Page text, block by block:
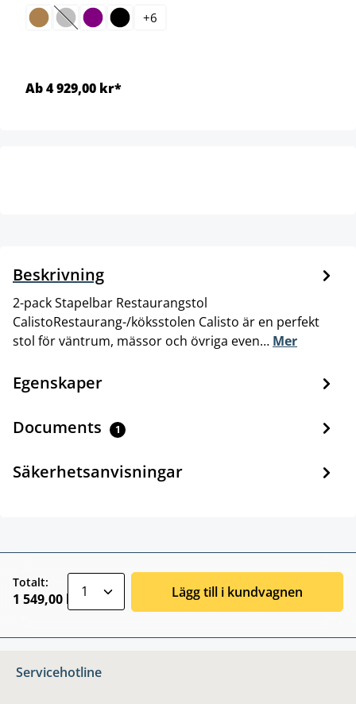
(Det här alternativet är för närvarande inte tillgängligt.)
+6
Ab 4 929,00 kr*
Beskrivning
2-pack Stapelbar Restaurangstol
CalistoRestaurang-/köksstolen Calisto är en perfekt
stol för väntrum, mässor och övriga even… Mer
Egenskaper
Documents 1
Säkerhetsanvisningar
Totalt:
1 549,00 kr Lägg till i kundvagnen
Servicehotline